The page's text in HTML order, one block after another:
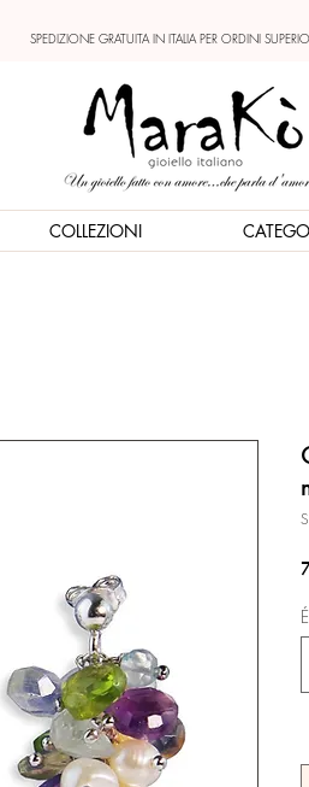
SPEDIZIONE GRATUITA IN ITALIA PER ORDINI
COLLEZIONI